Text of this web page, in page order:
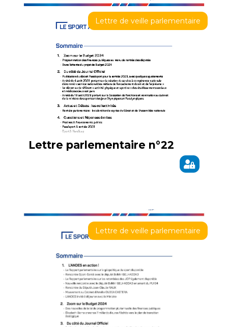
Lettre de veille parlementaire
Lettre parlementaire n°22
Lettre de veille parlementaire